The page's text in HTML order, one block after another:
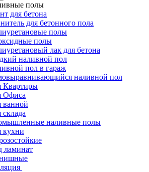
полы
для бетона
для бетонного пола
полы
полы
лак для бетона
наливной пол
пол в гараж
наливной пол
Квартиры
Офиса
ванной
склада
наливные полы
кухни
ламинат